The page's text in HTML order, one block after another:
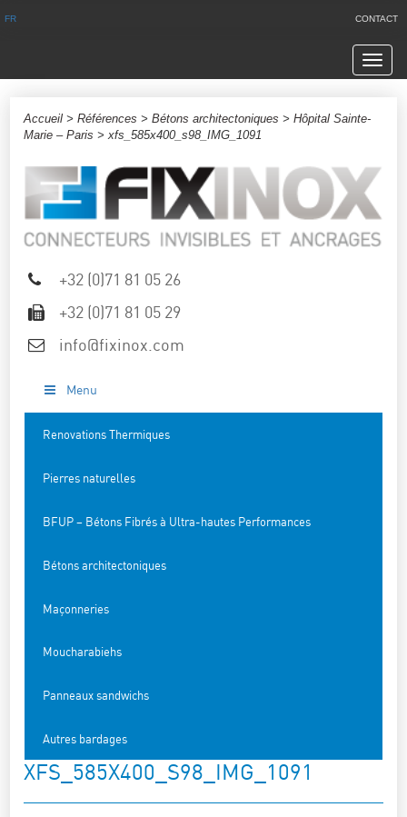
FR CONTACT
Accueil >Références >Bétons architectoniques >Hôpital Sainte-
Marie – Paris > xfs_585x400_s98_IMG_1091
+32 (0)71 81 05 26
+32 (0)71 81 05 29
info@fixinox.com
Menu
Renovations Thermiques
Pierres naturelles
BFUP – Bétons Fibrés à Ultra-hautes Performances
Bétons architectoniques
Maçonneries
Moucharabiehs
Panneaux sandwichs
Autres bardages
XFS_585X400_S98_IMG_1091